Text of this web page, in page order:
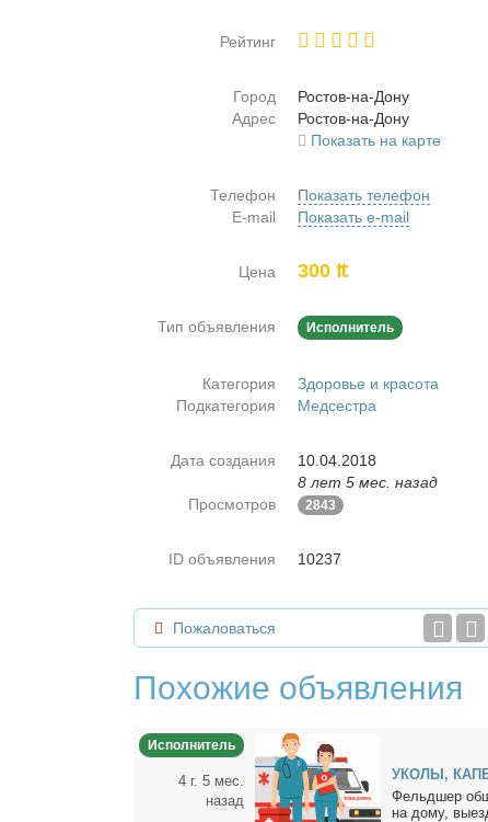
Рейтинг
Город
Ро­стов-на-До­ну
Адрес
Ро­стов-на-До­ну
Показать на карте
Телефон
Показать телефон
E-mail
Показать e-mail
Цена 300 ₶
Тип объявления Исполнитель
Категория
Здоровье и красота
Подкатегория
Медсестра
Дата создания
10.04.2018
8 лет 5 мес. назад
Просмотров
2843
ID объявления 10237
Пожаловаться
Похожие объявления
Исполнитель
4 г. 5 мес.
назад
УКОЛЫ,
Фельд­шер
на до­му,